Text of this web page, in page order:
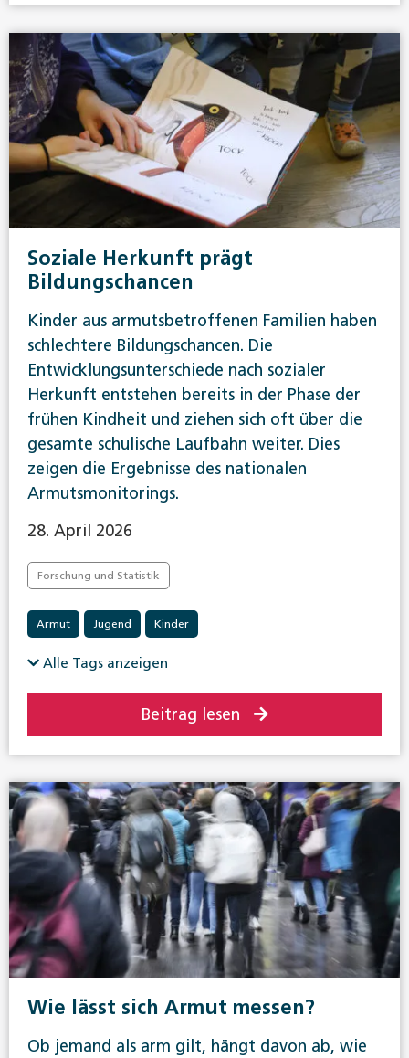
Soziale Herkunft prägt
Bildungschancen
Kinder aus armutsbetroffenen Familien haben
schlechtere Bildungschancen. Die
Entwicklungsunterschiede nach sozialer
Herkunft entstehen bereits in der Phase der
frühen Kindheit und ziehen sich oft über die
gesamte schulische Laufbahn weiter. Dies
zeigen die Ergebnisse des nationalen
Armutsmonitorings.
28. April 2026
Forschung und Statistik
Armut Jugend Kinder
Alle Tags anzeigen
Beitrag lesen
Wie lässt sich Armut messen?
Ob jemand als arm gilt, hängt davon ab, wie